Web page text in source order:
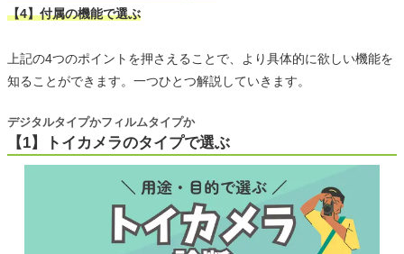
【4】付属の機能で選ぶ
上記の4つのポイントを押さえることで、より具体的に欲しい機能を
知ることができます。一つひとつ解説していきます。
【1】トイカメラのタイプで選ぶ
デジタルタイプかフィルムタイプか